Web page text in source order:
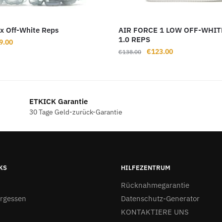
Off-White Reps
Aktueller
AIR FORCE 1 LOW OFF-
1.0 REPS
€138.00
Ursprünglicher
€123.00Aktueller
ETKICK Garantie
30 Tage Geld-zurück-Garantie
HILFEZENTRUM
Rücknahmegarantie
Datenschutz-Generator
KONTAKTIERE UNS